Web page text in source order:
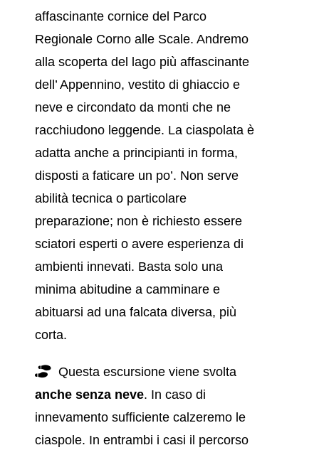
affascinante cornice del Parco
Regionale Corno alle Scale. Andremo
alla scoperta del lago più affascinante
dell’ Appennino, vestito di ghiaccio e
neve e circondato da monti che ne
racchiudono leggende. La ciaspolata è
adatta anche a principianti in forma,
disposti a faticare un po’. Non serve
abilità tecnica o particolare
preparazione; non è richiesto essere
sciatori esperti o avere esperienza di
ambienti innevati. Basta solo una
minima abitudine a camminare e
abituarsi ad una falcata diversa, più
corta.
Questa escursione viene svolta
anche senza neve. In caso di
innevamento sufficiente calzeremo le
ciaspole. In entrambi i casi il percorso